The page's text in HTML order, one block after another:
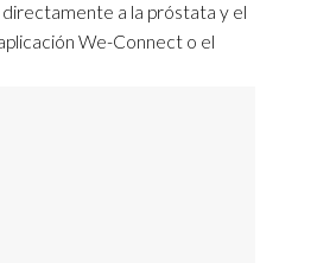
a la próstata y el
We-Connect o el